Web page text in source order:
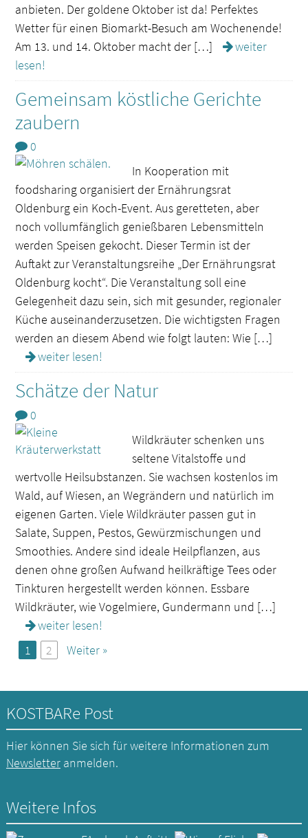
anbieten. Der goldene Oktober ist da! Perfektes
Wetter für einen Biomarkt-Besuch am Wochenende!
Am 13. und 14. Oktober macht der […]
weiter
lesen!
Gemeinsam köstliche Gerichte
zaubern
0
In Kooperation mit
foodsharing organisiert der Ernährungsrat
Oldenburg ein Koch-Event. Aus geretteten, aber
noch vollumfänglich genießbaren Lebensmitteln
werden Speisen gekocht. Dieser Termin ist der
Auftakt zur Veranstaltungsreihe „Der Ernährungsrat
Oldenburg kocht“. Die Veranstaltung soll eine
Gelegenheit dazu sein, sich mit gesunder, regionaler
Küche auseinanderzusetzen. Die wichtigsten Fragen
werden an diesem Abend wie folgt lauten: Wie […]
weiter lesen!
Schätze der Natur
0
Wildkräuter schenken uns
seltene Vitalstoffe und
wertvolle Heilsubstanzen. Sie wachsen kostenlos im
Wald, auf Wiesen, an Wegrändern und natürlich im
eigenen Garten. Viele Wildkräuter passen gut in
Salate, Suppen, Pestos, Gewürzmischungen und
Smoothies. Andere sind ideale Heilpflanzen, aus
denen ohne großen Aufwand heilkräftige Tees oder
Tinkturen hergestellt werden können. Essbare
Wildkräuter, wie Vogelmiere, Gundermann und […]
weiter lesen!
1
2 Weiter »
KOSTBARe Post
Hier können Sie sich für weitere Informationen zum
Newsletteranmelden.
Weitere Infos